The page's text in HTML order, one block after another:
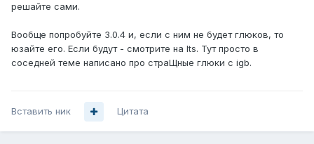
решайте сами.
Вообще попробуйте 3.0.4 и, если с ним не будет глюков, то
юзайте его. Если будут - смотрите на lts. Тут просто в
соседней теме написано про страЩные глюки с igb.
Вставить ник Цитата